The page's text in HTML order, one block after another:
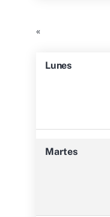
«
Lunes
Martes